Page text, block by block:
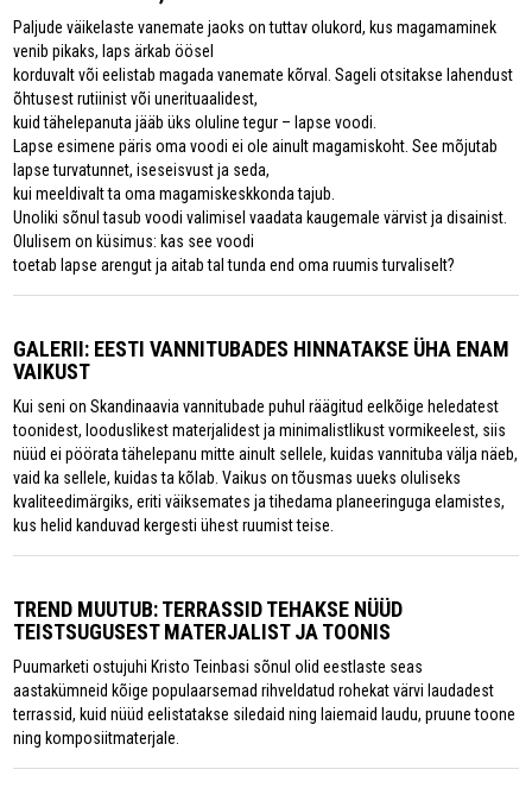
Paljude väikelaste vanemate jaoks on tuttav olukord, kus magamaminek
venib pikaks, laps ärkab öösel
korduvalt või eelistab magada vanemate kõrval. Sageli otsitakse lahendust
õhtusest rutiinist või unerituaalidest,
kuid tähelepanuta jääb üks oluline tegur – lapse voodi.
Lapse esimene päris oma voodi ei ole ainult magamiskoht. See mõjutab
lapse turvatunnet, iseseisvust ja seda,
kui meeldivalt ta oma magamiskeskkonda tajub.
Unoliki sõnul tasub voodi valimisel vaadata kaugemale värvist ja disainist.
Olulisem on küsimus: kas see voodi
toetab lapse arengut ja aitab tal tunda end oma ruumis turvaliselt?
GALERII: EESTI VANNITUBADES HINNATAKSE ÜHA ENAM
VAIKUST
Kui seni on Skandinaavia vannitubade puhul räägitud eelkõige heledatest
toonidest, looduslikest materjalidest ja minimalistlikust vormikeelest, siis
nüüd ei pöörata tähelepanu mitte ainult sellele, kuidas vannituba välja näeb,
vaid ka sellele, kuidas ta kõlab. Vaikus on tõusmas uueks oluliseks
kvaliteedimärgiks, eriti väiksemates ja tihedama planeeringuga elamistes,
kus helid kanduvad kergesti ühest ruumist teise.
TREND MUUTUB: TERRASSID TEHAKSE NÜÜD
TEISTSUGUSEST MATERJALIST JA TOONIS
Puumarketi ostujuhi Kristo Teinbasi sõnul olid eestlaste seas
aastakümneid kõige populaarsemad rihveldatud rohekat värvi laudadest
terrassid, kuid nüüd eelistatakse siledaid ning laiemaid laudu, pruune toone
ning komposiitmaterjale.